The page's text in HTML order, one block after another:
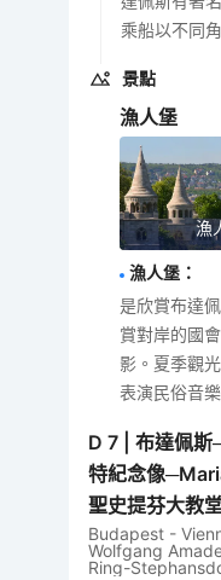
乘船以不同
景點
漁人堡
漁
漁人堡 ：
是欣賞布達
賞對岸的國
影。夏季觀
表演民俗音
D7 |布達佩斯
特紀念像
聖史提芬大教
Budapest -
Wolfgang
Ring-